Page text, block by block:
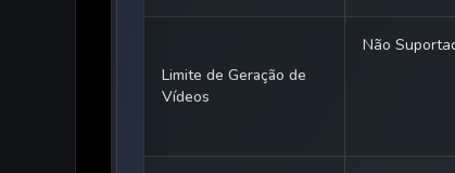
Limite de Geração de
Vídeos
Não